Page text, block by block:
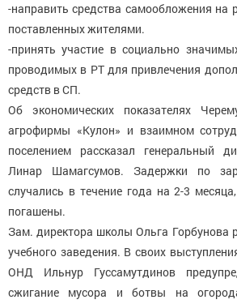
-направить средства самообложения на
поставленных жителями.
-принять участие в социально
проводимых в РТ для привлечения
средств в СП.
Об экономических показателях
агрофирмы «Кулон» и взаимном
поселением рассказал генеральный
Линар Шамагсумов. Задержки по
случались в течение года на 2-3
погашены.
Зам. директора школы Ольга Горбунова
учебного заведения. В своих
ОНД Ильнур Гуссамутдинов
сжигание мусора и ботвы на